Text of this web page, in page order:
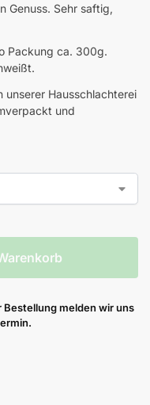
Genuss. Sehr saftig,
Packung ca. 300g.
unserer Hausschlachterei
und
Bestellung melden wir uns